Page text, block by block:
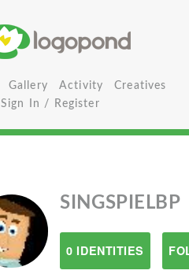
Gallery Activity
Creatives
Sign In / Register
SINGSPIELBP
0 IDENTITIES